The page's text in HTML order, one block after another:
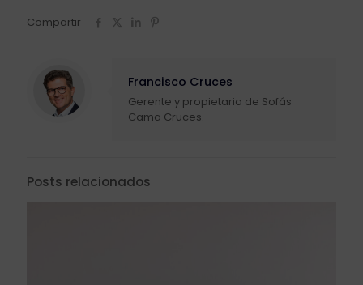
Compartir
Francisco Cruces
Gerente y propietario de Sofás
Cama Cruces.
Posts relacionados